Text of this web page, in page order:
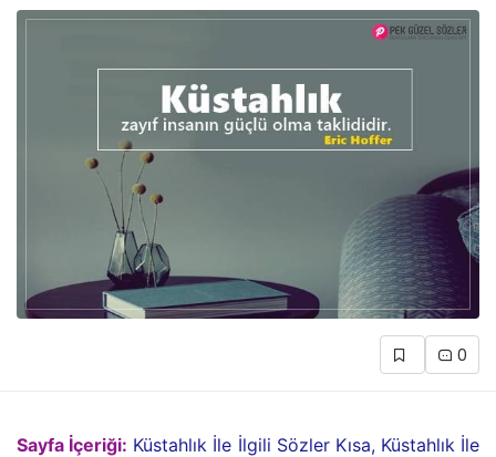
0
Sayfa İçeriği: Küstahlık İle İlgili Sözler Kısa, Küstahlık İle